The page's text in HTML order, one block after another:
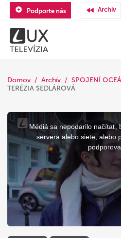
Podporte nás Archív
Domov Archív
SPOJENÍ
TERÉZIA SEDLÁROVÁ
This
modal
window.
Médiá sa nepodarilo načítať,
servera alebo siete, alebo